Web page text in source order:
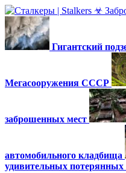
Гигантский
Мегасооружения СССР
заброшенных мест
автомобильного кладбища
удивительных потерянных